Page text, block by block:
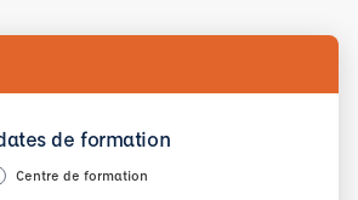
de formation
Centre de formation